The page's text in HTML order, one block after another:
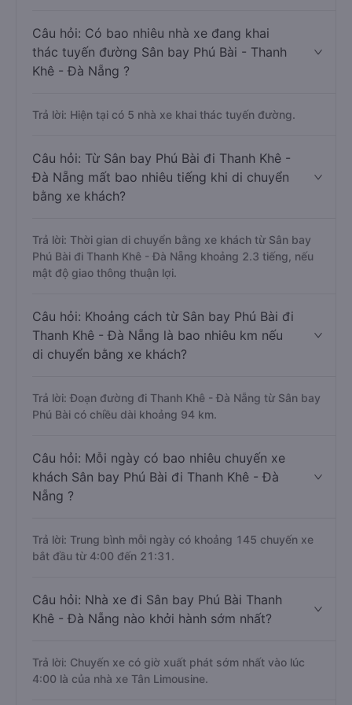
Câu hỏi: Có bao nhiêu nhà xe đang khai
thác tuyến đường Sân bay Phú Bài - Thanh
Khê - Đà Nẵng ?
Trả lời: Hiện tại có 5 nhà xe khai thác tuyến đường.
Câu hỏi: Từ Sân bay Phú Bài đi Thanh Khê -
Đà Nẵng mất bao nhiêu tiếng khi di chuyển
bằng xe khách?
Trả lời: Thời gian di chuyển bằng xe khách từ Sân bay
Phú Bài đi Thanh Khê - Đà Nẵng khoảng 2.3 tiếng, nếu
mật độ giao thông thuận lợi.
Câu hỏi: Khoảng cách từ Sân bay Phú Bài đi
Thanh Khê - Đà Nẵng là bao nhiêu km nếu
di chuyển bằng xe khách?
Trả lời: Đoạn đường đi Thanh Khê - Đà Nẵng từ Sân bay
Phú Bài có chiều dài khoảng 94 km.
Câu hỏi: Mỗi ngày có bao nhiêu chuyến xe
khách Sân bay Phú Bài đi Thanh Khê - Đà
Nẵng ?
Trả lời: Trung bình mỗi ngày có khoảng 145 chuyến xe
bắt đầu từ 4:00 đến 21:31.
Câu hỏi: Nhà xe đi Sân bay Phú Bài Thanh
Khê - Đà Nẵng nào khởi hành sớm nhất?
Trả lời: Chuyến xe có giờ xuất phát sớm nhất vào lúc
4:00 là của nhà xe Tân Limousine.